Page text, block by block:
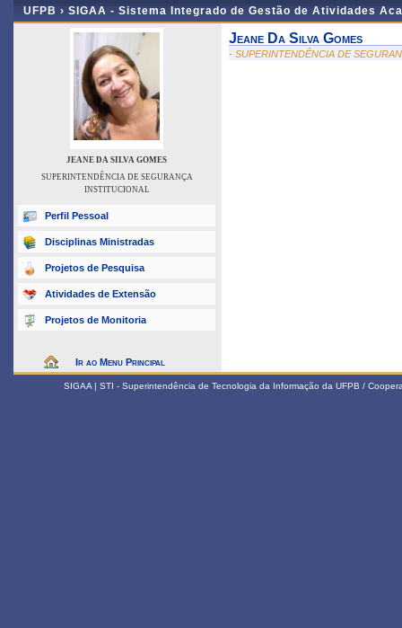
UFPB › SIGAA - Sistema Integrado de Gestão de Atividades
JEANE DA SILVA GOMES
SUPERINTENDÊNCIA DE SEGURANÇA
INSTITUCIONAL
Perfil Pessoal
Disciplinas Ministradas
Projetos de Pesquisa
Atividades de Extensão
Projetos de Monitoria
Ir ao Menu Principal
Jeane Da Silva Gomes
- SUPERINTENDÊNCIA DE
SIGAA | STI - Superintendência de Tecnologia da Informação da UFPB /